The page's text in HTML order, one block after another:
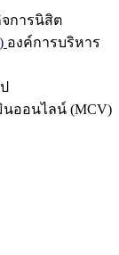
การนิสิต
องค์การบริหาร
นออนไลน์ (MCV)